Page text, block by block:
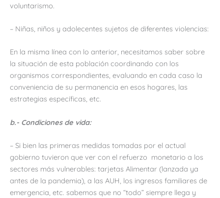
voluntarismo.
– Niñas, niños y adolecentes sujetos de diferentes violencias:
En la misma línea con lo anterior, necesitamos saber sobre
la situación de esta población coordinando con los
organismos correspondientes, evaluando en cada caso la
conveniencia de su permanencia en esos hogares, las
estrategias específicas, etc.
b.- Condiciones de vida:
– Si bien las primeras medidas tomadas por el actual
gobierno tuvieron que ver con el refuerzo monetario a los
sectores más vulnerables: tarjetas Alimentar (lanzada ya
antes de la pandemia), a las AUH, los ingresos familiares de
emergencia, etc. sabemos que no “todo” siempre llega y